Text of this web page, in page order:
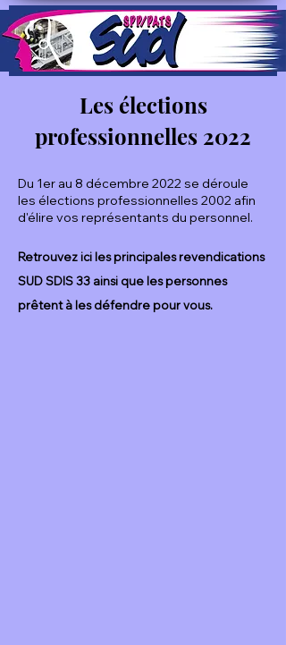
Les élections
professionnelles 2022
Du 1er au 8 décembre 2022 se déroule
les élections professionnelles 2002 afin
d'élire vos représentants du personnel.
Retrouvez ici les principales revendications
SUD SDIS 33 ainsi que les personnes
prêtent à les défendre pour vous.